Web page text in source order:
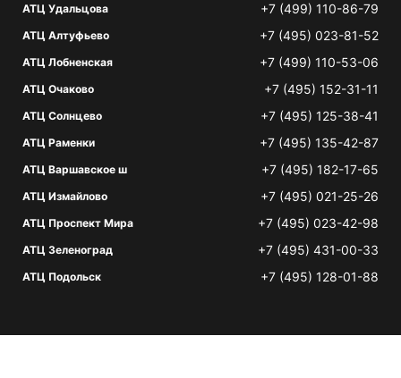
АТЦ Удальцова +7 (499) 110-86-79
АТЦ Алтуфьево +7 (495) 023-81-52
АТЦ Лобненская +7 (499) 110-53-06
АТЦ Очаково +7 (495) 152-31-11
АТЦ Солнцево +7 (495) 125-38-41
АТЦ Раменки +7 (495) 135-42-87
АТЦ Варшавское ш +7 (495) 182-17-65
АТЦ Измайлово +7 (495) 021-25-26
АТЦ Проспект Мира +7 (495) 023-42-98
АТЦ Зеленоград +7 (495) 431-00-33
АТЦ Подольск +7 (495) 128-01-88